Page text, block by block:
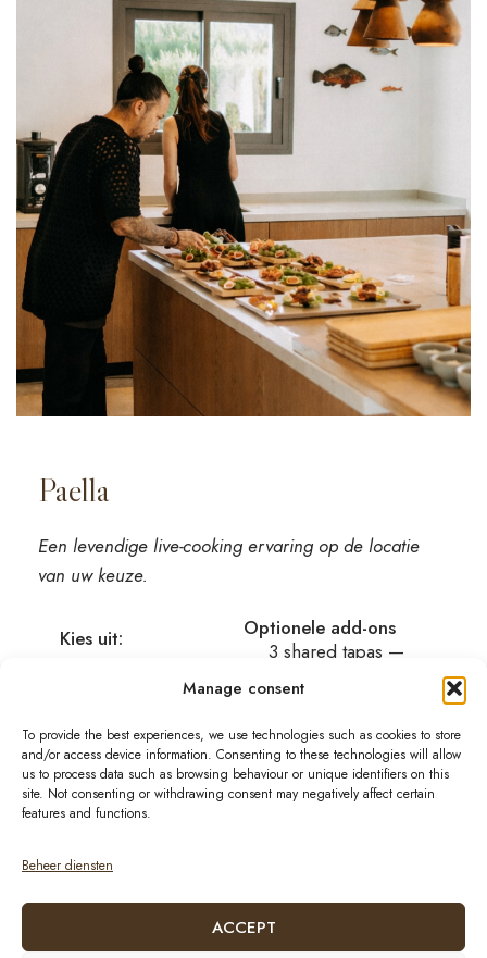
Manage consent
To provide the best experiences, we use technologies such as cookies to store
and/or access device information. Consenting to these technologies will allow
us to process data such as browsing behaviour or unique identifiers on this
site. Not consenting or withdrawing consent may negatively affect certain
features and functions.
Beheer diensten
ACCEPT
Paella
Een levendige live-cooking ervaring op de locatie
van uw keuze.
Kies uit:
Vlees
Gemengd
(zeevruchten
en vlees)
Geserveerd
met brood en
Optionele add-ons
3 shared tapas —
€13,50 per person
persoon
Minimum: 10 personen
▼ €25per persoon